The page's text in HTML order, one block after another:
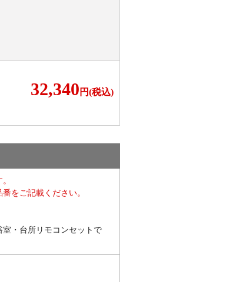
32,340 円(税込)
をご記載ください。
・台所リモコンセットで